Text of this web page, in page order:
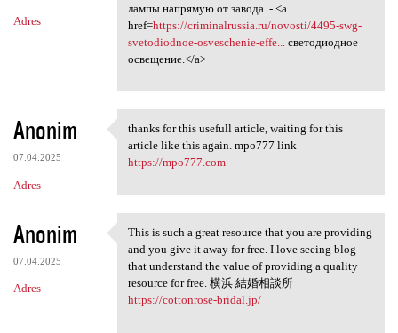
Adres
лампы напрямую от завода. - <a
href=https://criminalrussia.ru/novosti/4495-swg-
svetodiodnoe-osveschenie-effe...
светодиодное
освещение.</a>
Anonim
07.04.2025
Adres
thanks for this usefull
thanks for this usefull article, waiting for this
article like this again. mpo777 link
https://mpo777.com
Anonim
07.04.2025
Adres
This is such a great resource
This is such a great resource that you are providing
and you give it away for free. I love seeing blog
that understand the value of providing a quality
resource for free. 横浜 結婚相談所
https://cottonrose-bridal.jp/